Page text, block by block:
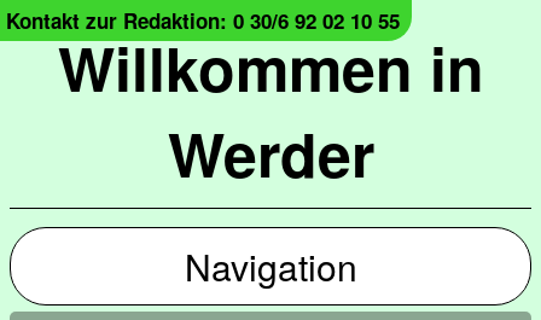
Willkommen in
Werder
Kontakt zur Redaktion: 0 30/6 92 02 10 55
Navigation